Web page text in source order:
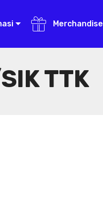
Merchandise
TTK